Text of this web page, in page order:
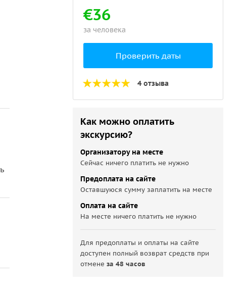
€36
за человека
Проверить даты
4 отзыва
Как можно оплатить
экскурсию?
Организатору на месте
Сейчас ничего платить не нужно
Предоплата на сайте
Оставшуюся сумму заплатить на месте
Оплата на сайте
На месте ничего платить не нужно
Для предоплаты и оплаты на сайте
доступен полный возврат средств при
отменеза 48 часов